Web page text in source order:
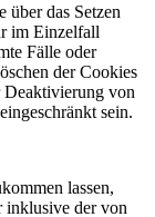
über das Setzen
im Einzelfall
Fälle oder
der Cookies
Deaktivierung von
sein.
lassen,
inklusive der von